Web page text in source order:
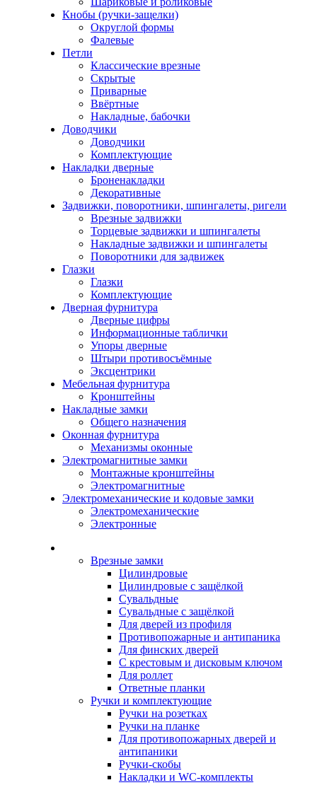
Кнобы (ручки-защелки)
Округлой формы
Фалевые
Петли
Классические врезные
Скрытые
Приварные
Ввёртные
Накладные, бабочки
Доводчики
Доводчики
Комплектующие
Накладки дверные
Броненакладки
Декоративные
Задвижки, поворотники, шпингалеты, ригели
Врезные задвижки
Торцевые задвижки и шпингалеты
Накладные задвижки и шпингалеты
Поворотники для задвижек
Глазки
Глазки
Комплектующие
Дверная фурнитура
Дверные цифры
Информационные таблички
Упоры дверные
Штыри противосъёмные
Эксцентрики
Мебельная фурнитура
Кронштейны
Накладные замки
Общего назначения
Оконная фурнитура
Механизмы оконные
Электромагнитные замки
Монтажные кронштейны
Электромагнитные
Электромеханические и кодовые замки
Электромеханические
Электронные
Врезные замки
Цилиндровые
Цилиндровые с защёлкой
Сувальдные
Сувальдные с защёлкой
Для дверей из профиля
Противопожарные и антипаника
Для финских дверей
С крестовым и дисковым ключом
Для роллет
Ответные планки
Ручки и комплектующие
Ручки на розетках
Ручки на планке
Для противопожарных дверей и
антипаники
Ручки-скобы
Накладки и WC-комплекты